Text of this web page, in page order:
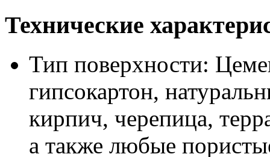
Технические
Тип поверхности:
гипсокартон,
кирпич, черепица,
а также любые